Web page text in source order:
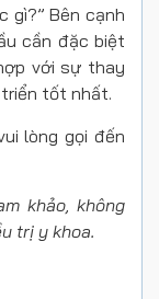
gì?” Bên cạnh
cần đặc biệt
với sự thay
tốt nhất.
lòng gọi đến
khảo, không
trị y khoa.